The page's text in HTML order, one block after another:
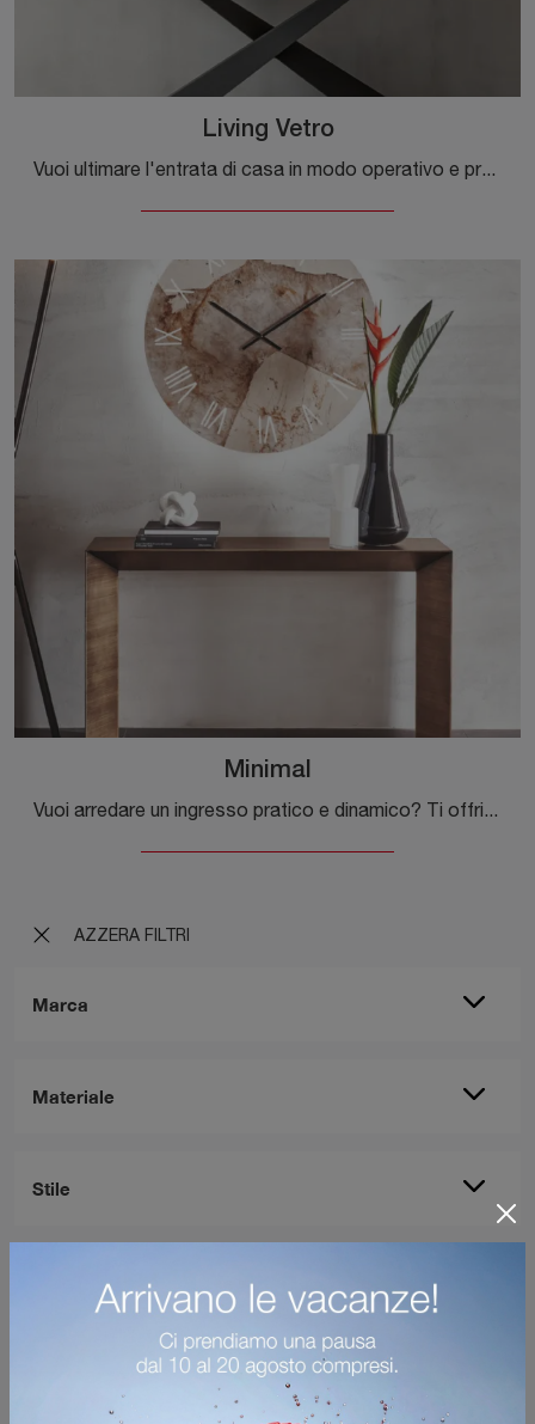
AZZERA FILTRI
Marca
Materiale
Stile
I più visti a :
Living Vetro
Vuoi ultimare l'entrata di casa in modo operativo e pratico? Scopri il modello Living Vetro di Riflessi in vetro!
Minimal
Vuoi arredare un ingresso pratico e dinamico? Ti offriamo il mobile Minimal di Riflessi in materico, ideale per spazi design.